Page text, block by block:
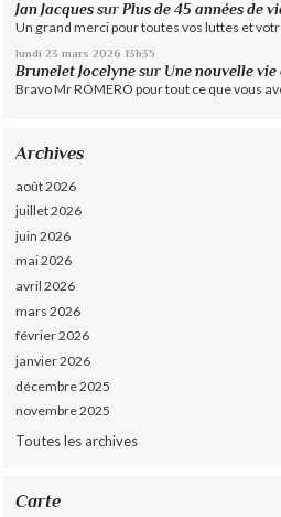
Jan Jacques surPlus de 45 années de
Un grand merci pour toutes vos luttes et
lundi 23 mars 2026 13h35
Brunelet Jocelyne sur Une nouvelle vie
Bravo Mr ROMERO pour tout ce que vous
Archives
août 2026
juillet 2026
juin 2026
mai 2026
avril 2026
mars 2026
février 2026
janvier 2026
décembre 2025
novembre 2025
Toutes les archives
Carte